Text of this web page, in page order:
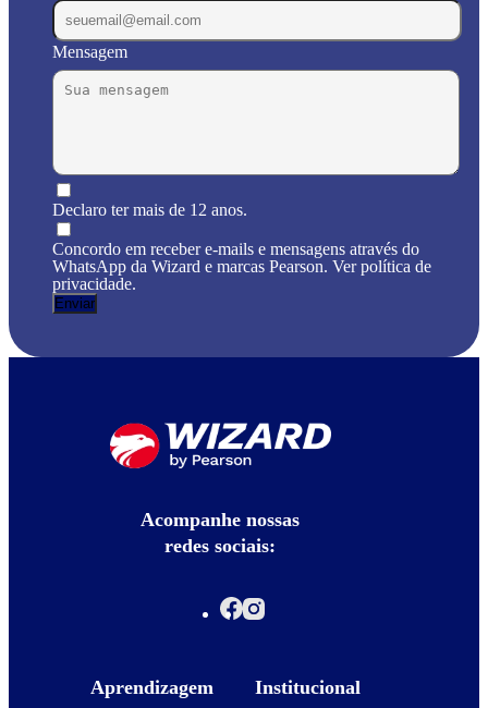
Mensagem
Declaro ter mais de 12 anos.
Concordo em receber e-mails e mensagens através do
WhatsApp da Wizard e marcas Pearson. Ver política de
privacidade.
Acompanhe nossas
redes sociais:
Aprendizagem Institucional